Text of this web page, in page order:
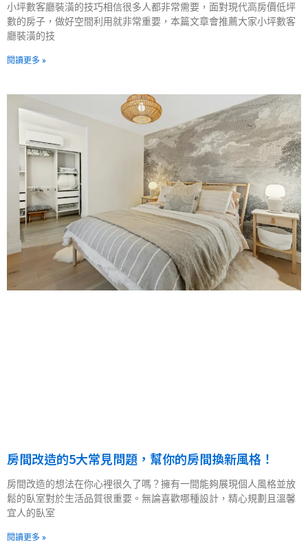
小坪數客廳裝潢的技巧相信很多人都非常需要，面對現代高房價低坪
數的房子，做好空間利用就非常重要，本篇文章會推薦大家小坪數客
廳裝潢的技
閱讀更多 »
房間改造的5大常見問題，幫你的房間換新風格！
房間改造的想法在你心裡很久了嗎？擁有一間能夠展現個人風格並放
鬆的臥室對於生活品質很重要。無論喜歡哪種設計，精心規劃且溫馨
宜人的臥室
閱讀更多 »